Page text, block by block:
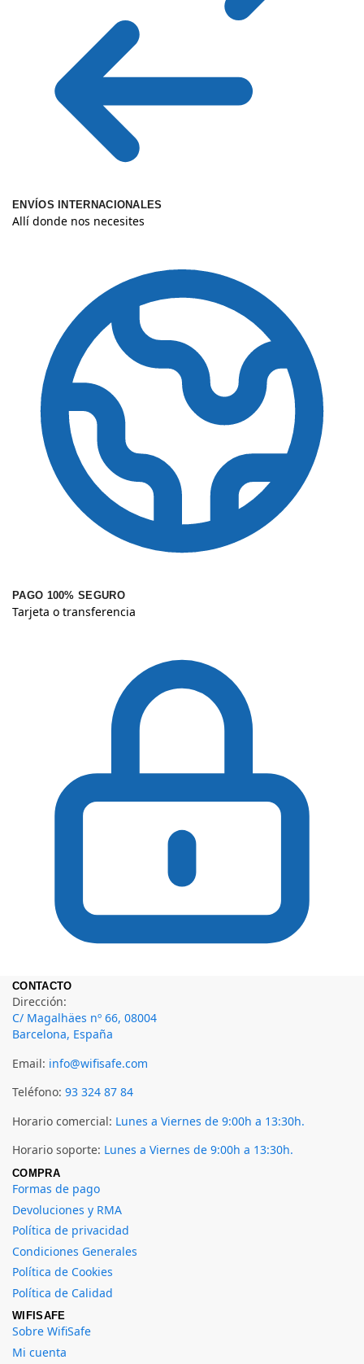
ENVÍOS INTERNACIONALES
Allí donde nos necesites
PAGO 100% SEGURO
Tarjeta o transferencia
CONTACTO
Dirección:
C/ Magalhäes nº 66, 08004
Barcelona, España
Email: info@wifisafe.com
Teléfono: 93 324 87 84
Horario comercial: Lunes a Viernes de 9:00h a 13:30h.
Horario soporte: Lunes a Viernes de 9:00h a 13:30h.
COMPRA
Formas de pago
Devoluciones y RMA
Política de privacidad
Condiciones Generales
Política de Cookies
Política de Calidad
WIFISAFE
Sobre WifiSafe
Mi cuenta